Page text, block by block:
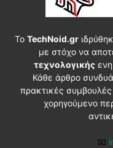
Το TechNoid.gr
με στόχο να
τεχνολογικής
Κάθε άρθρο
πρακτικές
χορηγούμενο
📧